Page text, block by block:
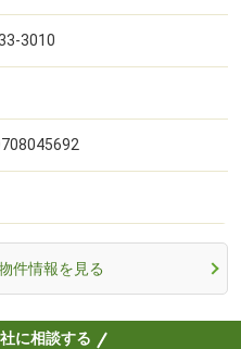
3010
件情報を見る
に相談する